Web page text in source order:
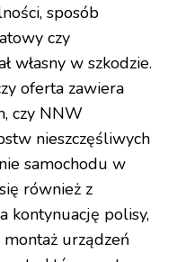
sposób
czy
własny w szkodzie.
oferta zawiera
czy NNW
nieszczęśliwych
samochodu w
również z
kontynuację polisy,
urządzeń